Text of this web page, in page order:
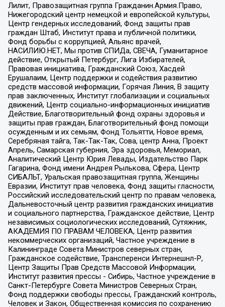
Лилит, Правозащитная группа Гражданин.Армия.Право,
Нижегородский центр немецкой и европейской культуры,
Центр гендерных исследований, Фонд защиты прав
граждан Штаб, Институт права и публичной политики,
Фонд борьбы с коррупцией, Альянс врачей,
НАСИЛИЮ.НЕТ, Мы против СПИДа, СВЕЧА, Гуманитарное
действие, Открытый Петербург, Лига Избирателей,
Правовая инициатива, Гражданский Союз, Хасдей
Ерушалаим, Центр поддержки и содействия развитию
средств массовой информации, Горячая Линия, В защиту
прав заключенных, Институт глобализации и социальных
движений, Центр социально-информационных инициатив
Действие, Благотворительный фонд охраны здоровья и
защиты прав граждан, Благотворительный фонд помощи
осужденным и их семьям, Фонд Тольятти, Новое время,
Серебряная тайга, Так-Так-Так, Сова, центр Анна, Проект
Апрель, Самарская губерния, Эра здоровья, Мемориал,
Аналитический Центр Юрия Левады, Издательство Парк
Гагарина, Фонд имени Андрея Рылькова, Сфера, Центр
СИБАЛЬТ, Уральская правозащитная группа, Женщины
Евразии, Институт прав человека, Фонд защиты гласности,
Российский исследовательский центр по правам человека,
Дальневосточный центр развития гражданских инициатив
и социального партнерства, Гражданское действие, Центр
независимых социологических исследований, Сутяжник,
АКАДЕМИЯ ПО ПРАВАМ ЧЕЛОВЕКА, Центр развития
некоммерческих организаций, Частное учреждение в
Калининграде Совета Министров северных стран,
Гражданское содействие, Трансперенси Интернешнл-Р,
Центр Защиты Прав Средств Массовой Информации,
Институт развития прессы - Сибирь, Частное учреждение в
Санкт-Петербурге Совета Министров Северных Стран,
Фонд поддержки свободы прессы, Гражданский контроль,
Человек и Закон, Общественная комиссия по сохранению